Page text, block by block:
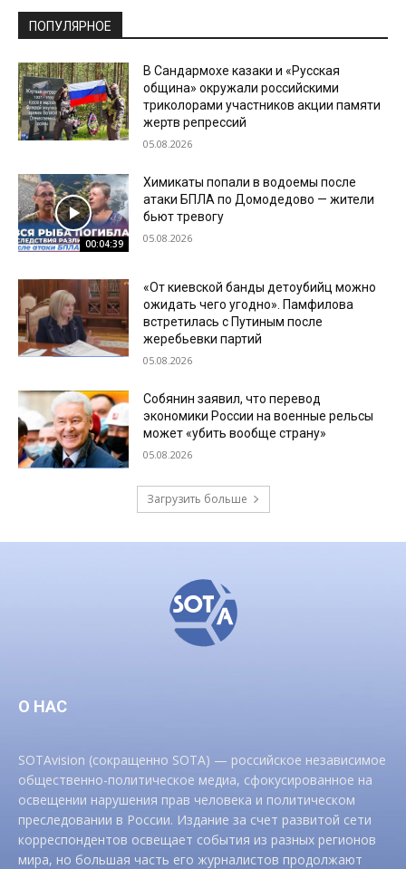
ПОПУЛЯРНОЕ
В Сандармохе казаки и «Русская
община» окружали российскими
триколорами участников акции памяти
жертв репрессий
05.08.2026
00:04:39
Химикаты попали в водоемы после
атаки БПЛА по Домодедово — жители
бьют тревогу
05.08.2026
«От киевской банды детоубийц можно
ожидать чего угодно». Памфилова
встретилась с Путиным после
жеребьевки партий
05.08.2026
Собянин заявил, что перевод
экономики России на военные рельсы
может «убить вообще страну»
05.08.2026
Загрузить больше
О НАС
SOTAvision (сокращенно SOTA) — российское независимое
общественно-политическое медиа, сфокусированное на
освещении нарушения прав человека и политическом
преследовании в России. Издание за счет развитой сети
корреспондентов освещает события из разных регионов
мира, но большая часть его журналистов продолжают